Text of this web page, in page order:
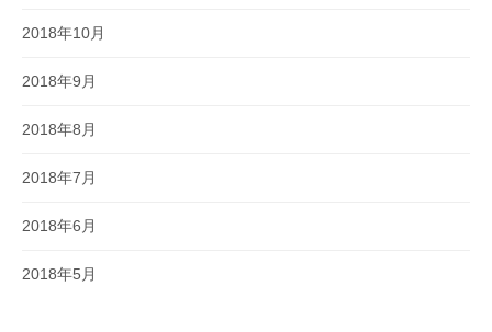
2018年10月
2018年9月
2018年8月
2018年7月
2018年6月
2018年5月